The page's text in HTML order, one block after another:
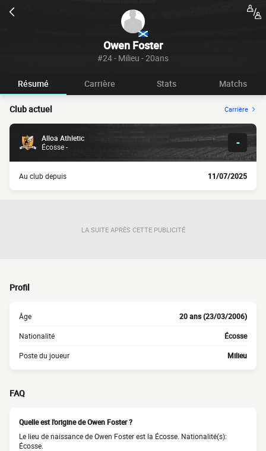
Owen Foster
#24 - Milieu - 20ans
Résumé Carrière Stats Matchs
Club actuel Carrière
Alloa Athletic
Écosse -
-
Au club depuis 11/07/2025
LA SUITE APRÈS CETTE PUBLICITÉ
Profil
Âge 20 ans (23/03/2006)
Nationalité Écosse
Poste du joueur Milieu
FAQ
Quelle est l'origine de Owen Foster ?
Le lieu de naissance de Owen Foster est la Écosse. Nationalité(s):
Écosse.